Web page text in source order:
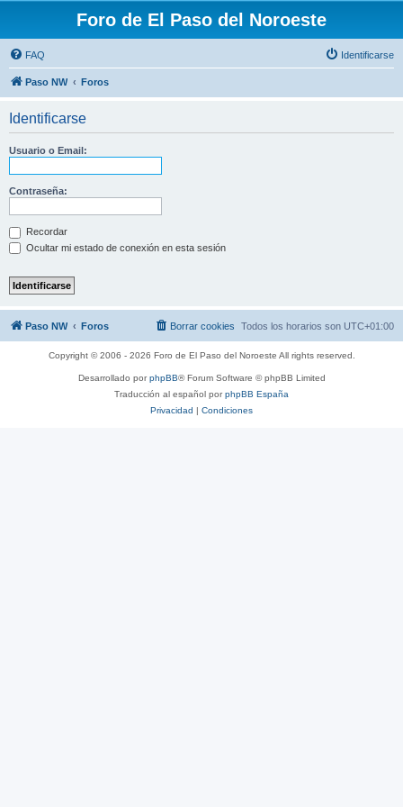
Foro de El Paso del Noroeste
FAQ Identificarse
Paso NW Foros
Identificarse
Usuario o Email:
Contraseña:
Recordar
Ocultar mi estado de conexión en esta sesión
Paso NW Foros Todos los horarios son UTC+01:00
Borrar cookies
Copyright © 2006 - 2026 Foro de El Paso del Noroeste All rights reserved.
Desarrollado porphpBB® Forum Software © phpBB Limited
Traducción al español porphpBB España
Privacidad | Condiciones